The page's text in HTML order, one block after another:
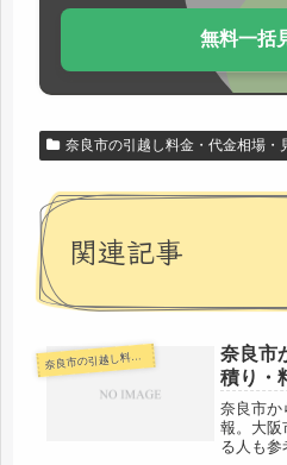
無料一括
奈良市の引越し料金・代金相場・
関連記事
奈良市の引越し料金・代金相場・見積り情報
奈良市
積り・
奈良市か
報。大阪
る人も参